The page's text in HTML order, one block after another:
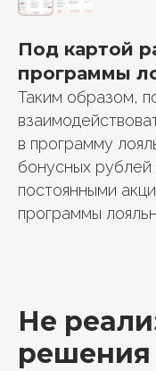
Под картой
программы
Таким образом,
в программу
бонусных рублей
постоянными
программы
Не
решения